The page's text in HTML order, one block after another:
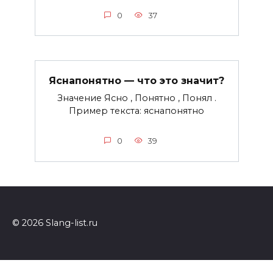
0 37
Яснапонятно — что это значит?
Значение Ясно , Понятно , Понял .
Пример текста: яснапонятно
0 39
© 2026 Slang-list.ru